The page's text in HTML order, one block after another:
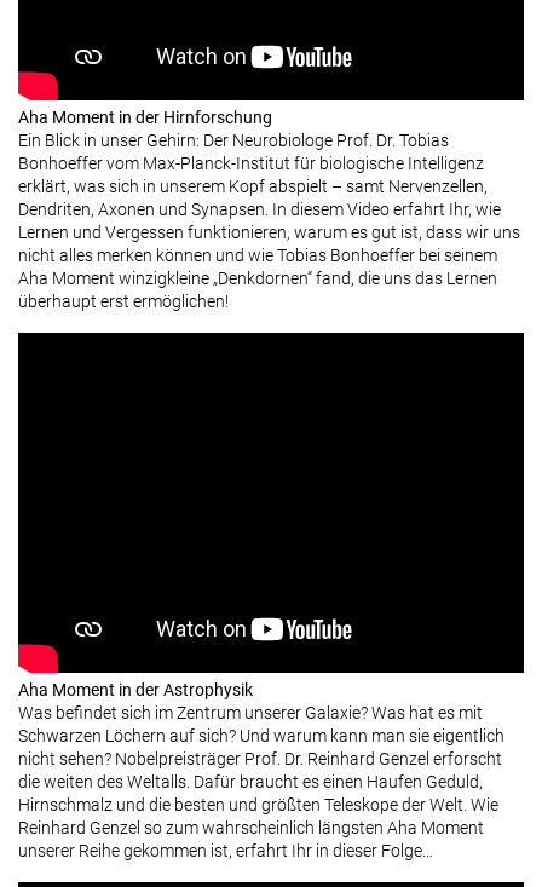
Aha Moment in der Hirnforschung
Ein Blick in unser Gehirn: Der Neurobiologe Prof. Dr. Tobias
Bonhoeffer vom Max-Planck-Institut für biologische Intelligenz
erklärt, was sich in unserem Kopf abspielt – samt Nervenzellen,
Dendriten, Axonen und Synapsen. In diesem Video erfahrt Ihr, wie
Lernen und Vergessen funktionieren, warum es gut ist, dass wir uns
nicht alles merken können und wie Tobias Bonhoeffer bei seinem
Aha Moment winzigkleine „Denkdornen“ fand, die uns das Lernen
überhaupt erst ermöglichen!
Aha Moment in der Astrophysik
Was befindet sich im Zentrum unserer Galaxie? Was hat es mit
Schwarzen Löchern auf sich? Und warum kann man sie eigentlich
nicht sehen? Nobelpreisträger Prof. Dr. Reinhard Genzel erforscht
die weiten des Weltalls. Dafür braucht es einen Haufen Geduld,
Hirnschmalz und die besten und größten Teleskope der Welt. Wie
Reinhard Genzel so zum wahrscheinlich längsten Aha Moment
unserer Reihe gekommen ist, erfahrt Ihr in dieser Folge…